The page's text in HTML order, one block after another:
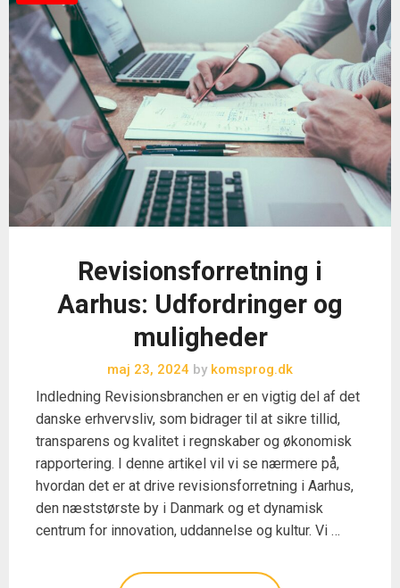
Revisionsforretning i
Aarhus: Udfordringer og
muligheder
maj 23, 2024 by komsprog.dk
Indledning Revisionsbranchen er en vigtig del af det
danske erhvervsliv, som bidrager til at sikre tillid,
transparens og kvalitet i regnskaber og økonomisk
rapportering. I denne artikel vil vi se nærmere på,
hvordan det er at drive revisionsforretning i Aarhus,
den næststørste by i Danmark og et dynamisk
centrum for innovation, uddannelse og kultur. Vi …